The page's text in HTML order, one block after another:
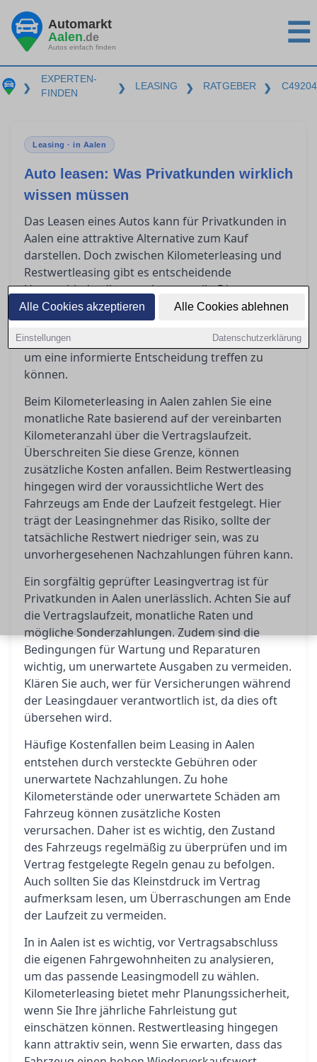
Alle Cookies akzeptieren Alle Cookies ablehnen
Einstellungen Datenschutzerklärung
Automarkt
Aalen.de
Autos einfach finden ☰
❯
EXPERTEN-
FINDEN
❯ LEASING ❯ RATGEBER ❯ C49204
Leasing · in Aalen
Auto leasen: Was Privatkunden wirklich
wissen müssen
Das Leasen eines Autos kann für Privatkunden in
Aalen eine attraktive Alternative zum Kauf
darstellen. Doch zwischen Kilometerleasing und
Restwertleasing gibt es entscheidende
Unterschiede, die es zu kennen gilt. Dieser
Ratgeber beleuchtet, welche Aspekte im
Leasingvertrag besonders relevant sind und wie
man häufigen Kostenfallen geschickt ausweicht,
um eine informierte Entscheidung treffen zu
können.
Beim Kilometerleasing in Aalen zahlen Sie eine
monatliche Rate basierend auf der vereinbarten
Kilometeranzahl über die Vertragslaufzeit.
Überschreiten Sie diese Grenze, können
zusätzliche Kosten anfallen. Beim Restwertleasing
hingegen wird der voraussichtliche Wert des
Fahrzeugs am Ende der Laufzeit festgelegt. Hier
trägt der Leasingnehmer das Risiko, sollte der
tatsächliche Restwert niedriger sein, was zu
unvorhergesehenen Nachzahlungen führen kann.
Ein sorgfältig geprüfter Leasingvertrag ist für
Privatkunden in Aalen unerlässlich. Achten Sie auf
die Vertragslaufzeit, monatliche Raten und
mögliche Sonderzahlungen. Zudem sind die
Bedingungen für Wartung und Reparaturen
wichtig, um unerwartete Ausgaben zu vermeiden.
Klären Sie auch, wer für Versicherungen während
der Leasingdauer verantwortlich ist, da dies oft
übersehen wird.
Häufige Kostenfallen beim Leasing in Aalen
entstehen durch versteckte Gebühren oder
unerwartete Nachzahlungen. Zu hohe
Kilometerstände oder unerwartete Schäden am
Fahrzeug können zusätzliche Kosten
verursachen. Daher ist es wichtig, den Zustand
des Fahrzeugs regelmäßig zu überprüfen und im
Vertrag festgelegte Regeln genau zu befolgen.
Auch sollten Sie das Kleinstdruck im Vertrag
aufmerksam lesen, um Überraschungen am Ende
der Laufzeit zu vermeiden.
In in Aalen ist es wichtig, vor Vertragsabschluss
die eigenen Fahrgewohnheiten zu analysieren,
um das passende Leasingmodell zu wählen.
Kilometerleasing bietet mehr Planungssicherheit,
wenn Sie Ihre jährliche Fahrleistung gut
einschätzen können. Restwertleasing hingegen
kann attraktiv sein, wenn Sie erwarten, dass das